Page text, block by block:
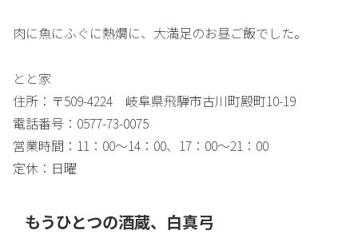
肉に魚にふぐに熱燗に、大満足のお昼ご飯でした。
とと家
住所：〒509-4224 岐阜県飛騨市古川町殿町10-19
電話番号：0577-73-0075
営業時間：11：00～14：00、17：00～21：00
定休：日曜
もうひとつの酒蔵、白真弓